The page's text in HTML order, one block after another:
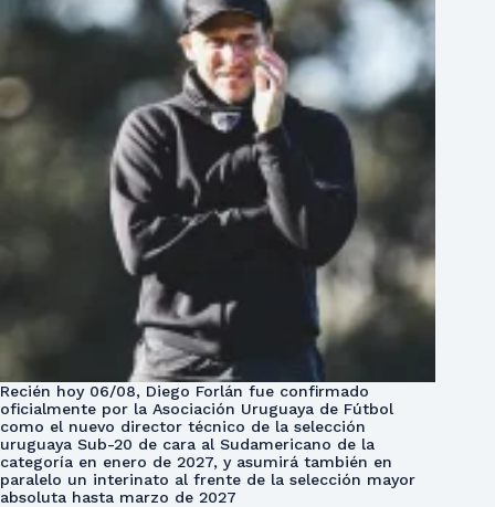
Recién hoy 06/08, Diego Forlán fue confirmado
oficialmente por la Asociación Uruguaya de Fútbol
como el nuevo director técnico de la selección
uruguaya Sub-20 de cara al Sudamericano de la
categoría en enero de 2027, y asumirá también en
paralelo un interinato al frente de la selección mayor
absoluta hasta marzo de 2027